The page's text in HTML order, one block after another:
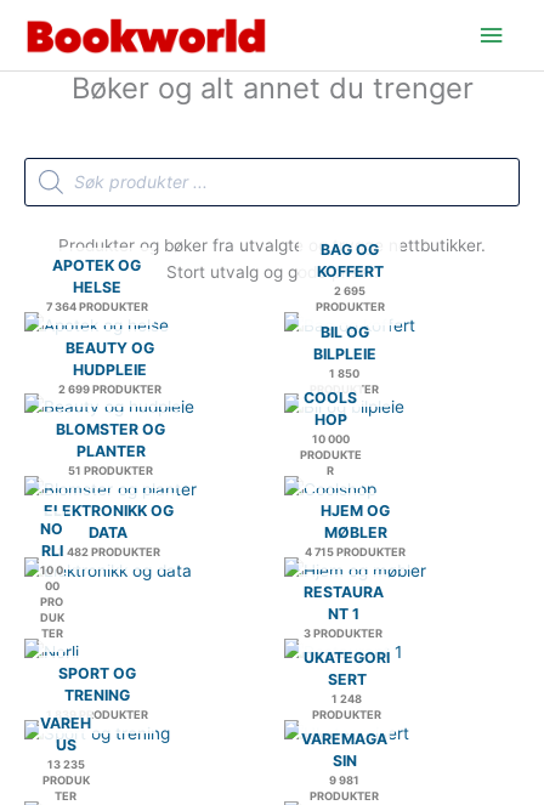
Bøker og alt annet du trenger
Products
search
Produkter og bøker fra utvalgte og trygge nettbutikker.
Stort utvalg og gode priser.
APOTEK OG
HELSE
7 364 PRODUKTER
BAG OG
KOFFERT
2 695
PRODUKTER
BEAUTY OG
HUDPLEIE
2 699 PRODUKTER
BIL OG
BILPLEIE
1 850
PRODUKTER
BLOMSTER OG
PLANTER
51 PRODUKTER
COOLS
HOP
10 000
PRODUKTE
R
ELEKTRONIKK OG
DATA
2 482 PRODUKTER
HJEM OG
MØBLER
4 715 PRODUKTER
NO
RLI
10 0
00
PRO
DUK
TER
RESTAURA
NT 1
3 PRODUKTER
SPORT OG
TRENING
1 839 PRODUKTER
UKATEGORI
SERT
1 248
PRODUKTER
VAREH
US
13 235
PRODUK
TER
VAREMAGA
SIN
9 981
PRODUKTER